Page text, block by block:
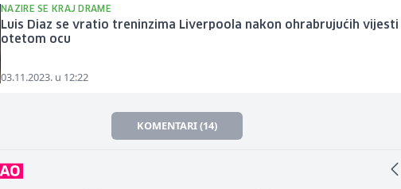
NAZIRE SE KRAJ DRAME
Luis Diaz se vratio treninzima Liverpoola nakon ohrabrujućih vijesti
otetom ocu
03.11.2023. u 12:22
KOMENTARI (14)